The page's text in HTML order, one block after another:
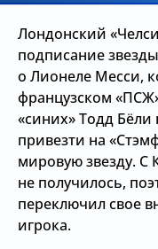
Лондонский
подписание
о Лионеле Месси,
французском
«синих» Тодд
привезти на
мировую звезду. С
не получилось,
переключил свое
игрока.
О сайте
Контакты